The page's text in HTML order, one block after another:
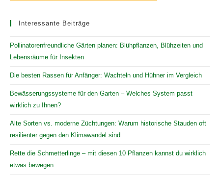
Interessante Beiträge
Pollinatorenfreundliche Gärten planen: Blühpflanzen, Blühzeiten und
Lebensräume für Insekten
Die besten Rassen für Anfänger: Wachteln und Hühner im Vergleich
Bewässerungssysteme für den Garten – Welches System passt
wirklich zu Ihnen?
Alte Sorten vs. moderne Züchtungen: Warum historische Stauden oft
resilienter gegen den Klimawandel sind
Rette die Schmetterlinge – mit diesen 10 Pflanzen kannst du wirklich
etwas bewegen